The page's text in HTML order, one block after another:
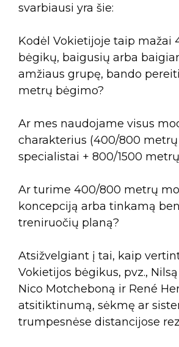
svarbiausi yra šie:
Kodėl Vokietijoje taip mažai
bėgikų, baigusių arba
amžiaus grupę, bando
metrų bėgimo?
Ar mes naudojame visus
charakterius (400/800
specialistai + 800/1500
Ar turime 400/800 metrų
koncepciją arba tinkamą
treniruočių planą?
Atsižvelgiant į tai, kaip
Vokietijos bėgikus, pvz.,
Nico Motcheboną ir René
atsitiktinumą, sėkmę ar
trumpesnėse distancijose